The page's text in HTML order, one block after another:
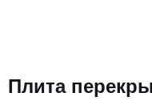
Плита